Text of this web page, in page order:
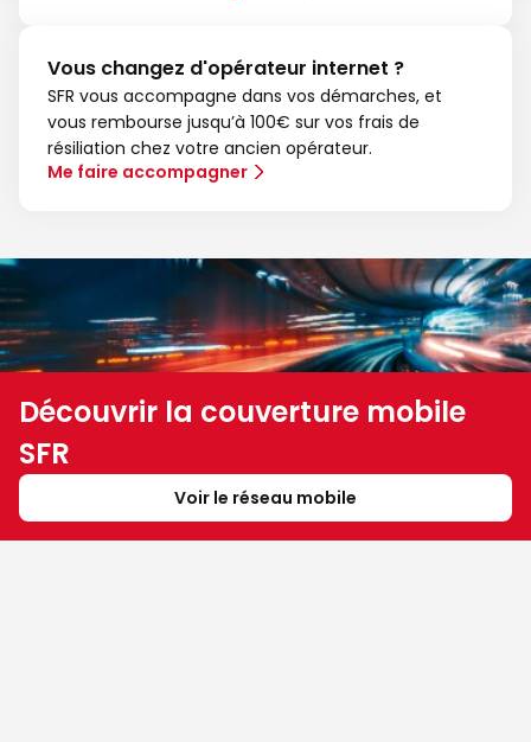
Vous changez d'opérateur internet ?
SFR vous accompagne dans vos démarches, et
vous rembourse jusqu’à 100€ sur vos frais de
résiliation chez votre ancien opérateur.
Me faire accompagner
Découvrir la couverture mobile
SFR
Voir le réseau mobile